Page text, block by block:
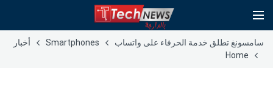
سامسونغ تطلق خدمة الحرفاء على واتساب Smartphones
أخبار
Home